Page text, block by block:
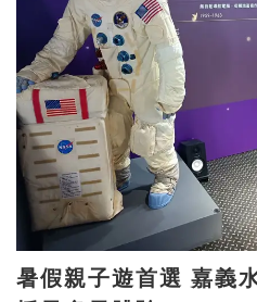
暑假親子遊首選 嘉義